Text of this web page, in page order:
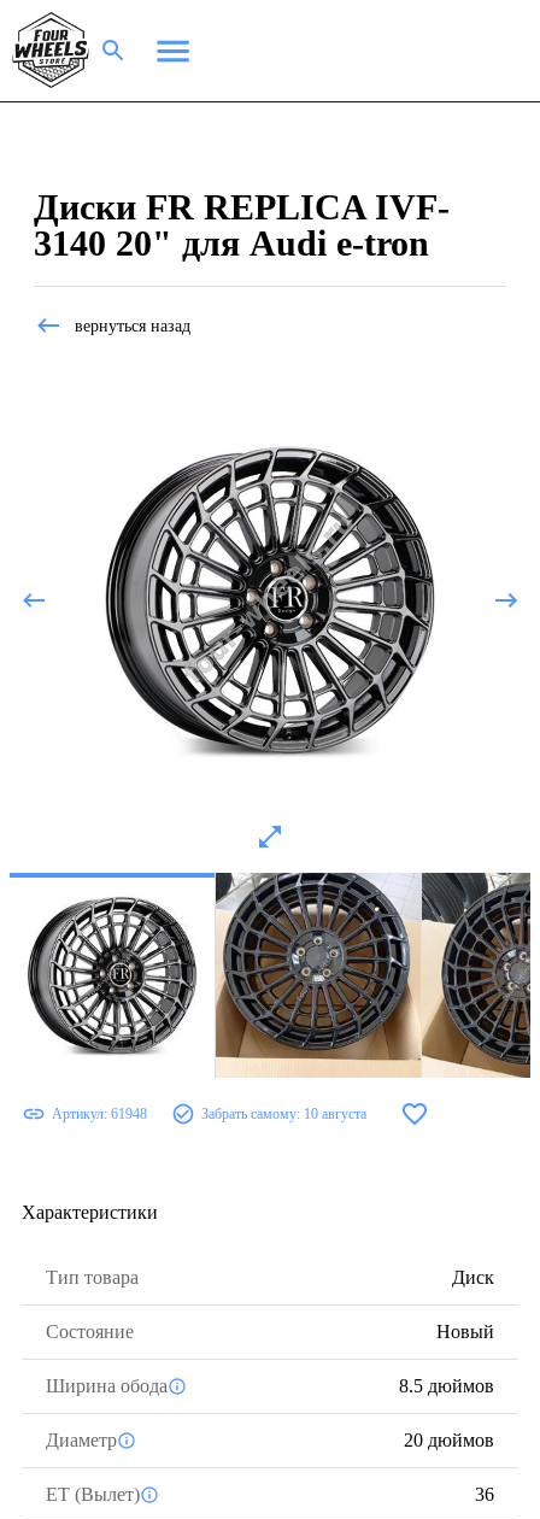
Диски FR REPLICA IVF-
3140 20" для Audi e-tron
вернуться назад
Артикул: 61948 Забрать самому: 10 августа
Характеристики
Тип товара Диск
Состояние Новый
Ширина обода 8.5 дюймов
Диаметр 20 дюймов
ЕТ (Вылет) 36